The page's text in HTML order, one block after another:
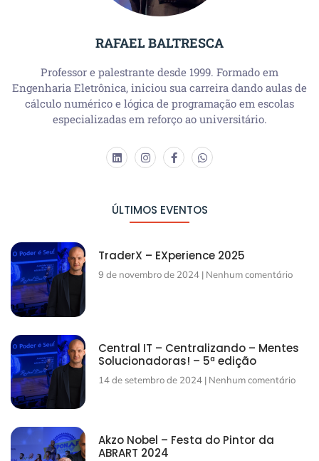
RAFAEL BALTRESCA
Professor e palestrante desde 1999. Formado em
Engenharia Eletrônica, iniciou sua carreira dando aulas de
cálculo numérico e lógica de programação em escolas
especializadas em reforço ao universitário.
ÚLTIMOS EVENTOS
TraderX – EXperience 2025
9 de novembro de 2024 Nenhum comentário
Central IT – Centralizando – Mentes
Solucionadoras! – 5ª edição
14 de setembro de 2024 Nenhum comentário
Akzo Nobel – Festa do Pintor da
ABRART 2024